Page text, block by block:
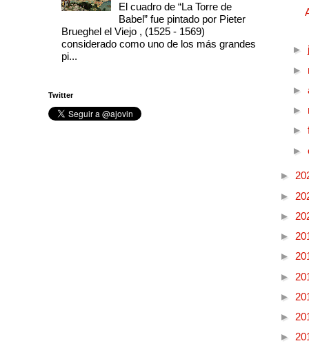
El cuadro de “La Torre de
Babel” fue pintado por Pieter
Brueghel el Viejo , (1525 - 1569)
considerado como uno de los más grandes
pi...
Twitter
►
►
►
►
►
►
►
►
►
►
►
►
►
►
►